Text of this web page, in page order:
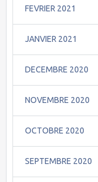
FEVRIER 2021
JANVIER 2021
DECEMBRE 2020
NOVEMBRE 2020
OCTOBRE 2020
SEPTEMBRE 2020